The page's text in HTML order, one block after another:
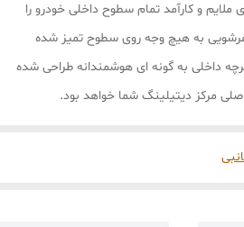
و کارآمد تمام سطوح داخلی خودرو را
به هیچ وجه روی سطوح تمیز شده
داخلی به گونه ای هوشمندانه طراحی شده
مرکز دیتیلینگ شما خواهد بود.